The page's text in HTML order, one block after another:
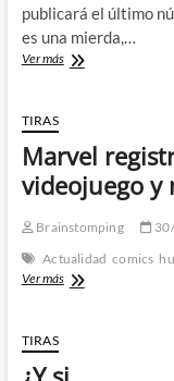
publicará el último
es una mierda,…
Ver másInjusticias
la
cancelación
de
The
Mighty
Avenger»
TIRAS
Marvel
videojuego y
Brainstomping
Actualidad comics
Ver másMarvel
videojuego
TIRAS